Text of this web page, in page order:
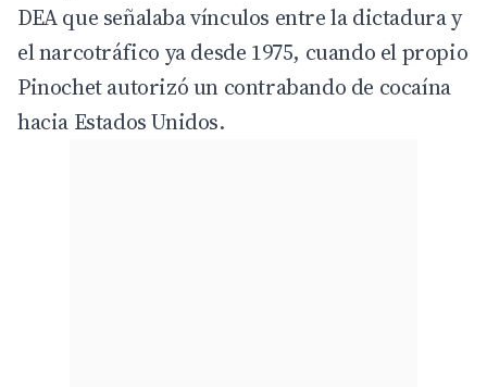
DEA que señalaba vínculos entre la dictadura y
el narcotráfico ya desde 1975, cuando el propio
Pinochet autorizó un contrabando de cocaína
hacia Estados Unidos.